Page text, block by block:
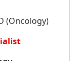
(Oncology)